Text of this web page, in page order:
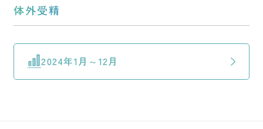
体外受精
2024年1月～12月